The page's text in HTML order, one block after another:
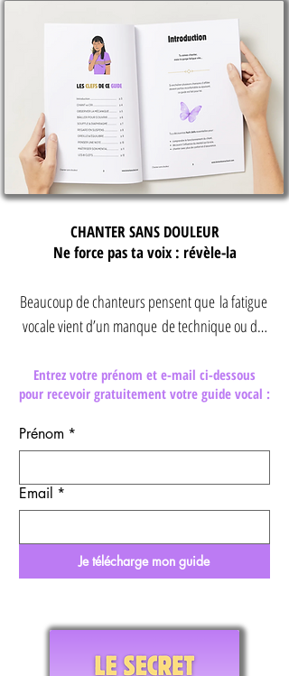
CHANTER SANS DOULEUR
Ne force pas ta voix : révèle-la
Beaucoup de chanteurs pensent que la fatigue
vocale vient d’un manque de technique ou de
Pourtant, la cause est souvent ailleurs : dans la
façon dont le corps, la respiration et le mental
interagissent au moment de chanter.
Ce guide gratuit propose une approche
À travers 8 clefs essentielles, simples, claires et
tensions apparaissent.
Entrez votre prénom et e-mail ci-dessous
pour recevoir gratuitement votre guide vocal :
Prénom *
Email *
Je télécharge mon guide